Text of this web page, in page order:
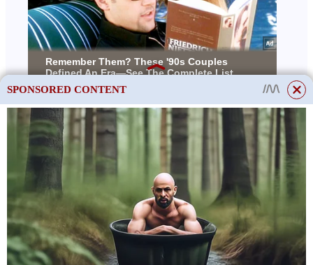
SPONSORED CONTENT